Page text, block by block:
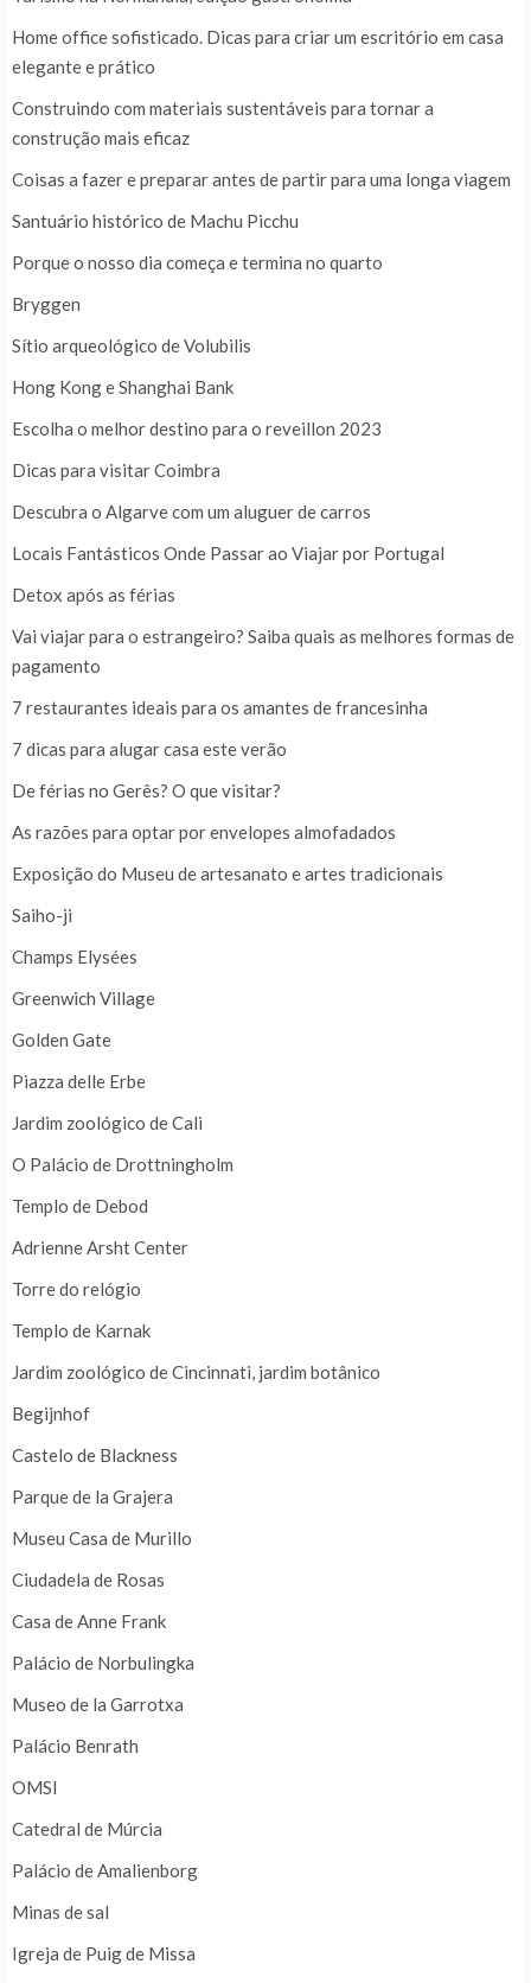
Home office sofisticado. Dicas para criar um escritório em casa
elegante e prático
Construindo com materiais sustentáveis para tornar a
construção mais eficaz
Coisas a fazer e preparar antes de partir para uma longa viagem
Santuário histórico de Machu Picchu
Porque o nosso dia começa e termina no quarto
Bryggen
Sítio arqueológico de Volubilis
Hong Kong e Shanghai Bank
Escolha o melhor destino para o reveillon 2023
Dicas para visitar Coimbra
Descubra o Algarve com um aluguer de carros
Locais Fantásticos Onde Passar ao Viajar por Portugal
Detox após as férias
Vai viajar para o estrangeiro? Saiba quais as melhores formas de
pagamento
7 restaurantes ideais para os amantes de francesinha
7 dicas para alugar casa este verão
De férias no Gerês? O que visitar?
As razões para optar por envelopes almofadados
Exposição do Museu de artesanato e artes tradicionais
Saiho-ji
Champs Elysées
Greenwich Village
Golden Gate
Piazza delle Erbe
Jardim zoológico de Cali
O Palácio de Drottningholm
Templo de Debod
Adrienne Arsht Center
Torre do relógio
Templo de Karnak
Jardim zoológico de Cincinnati, jardim botânico
Begijnhof
Castelo de Blackness
Parque de la Grajera
Museu Casa de Murillo
Ciudadela de Rosas
Casa de Anne Frank
Palácio de Norbulingka
Museo de la Garrotxa
Palácio Benrath
OMSI
Catedral de Múrcia
Palácio de Amalienborg
Minas de sal
Igreja de Puig de Missa